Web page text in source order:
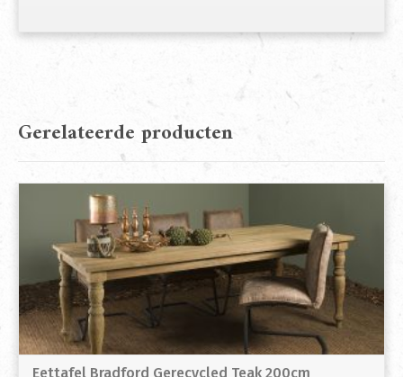
Gerelateerde producten
Eettafel Bradford Gerecycled Teak 200cm